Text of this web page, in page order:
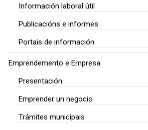
Información laboral útil
Publicacións e informes
Portais de información
Emprendemento e Empresa
Presentación
Emprender un negocio
Trámites municipais